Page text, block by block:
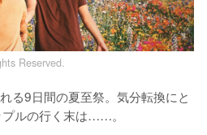
Reserved.
る9日間の夏至祭。気分転換にと
ルの行く末は……。